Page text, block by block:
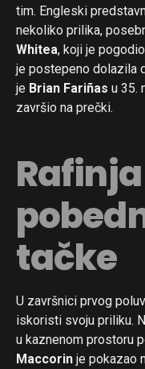
tim. Engleski
nekoliko prilika,
Whitea, koji je
je postepeno dolazila
je Brian Fariñas u 35.
završio na prečki.
tačke
U završnici prvog
iskoristi svoju priliku.
u kaznenom prostoru
Maccorin je pokazao